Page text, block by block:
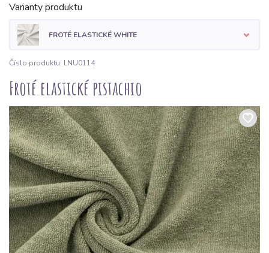
Varianty produktu
FROTÉ ELASTICKÉ WHITE
Číslo produktu: LNU0114
Froté elastické pistachio